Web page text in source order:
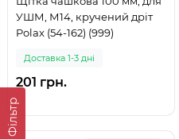
Фільтр
УШМ, М14, кручений дріт
Polax (54-162) (999)
Доставка 1-3 дні
201 грн.